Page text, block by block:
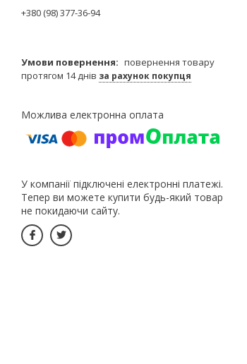
+380 (98) 377-36-94
повернення товару
протягом 14 днів за рахунок покупця
У компанії підключені електронні платежі.
Тепер ви можете купити будь-який товар
не покидаючи сайту.